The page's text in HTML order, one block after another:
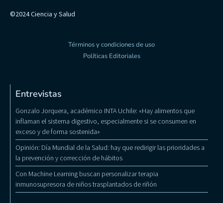
©2024 Ciencia y Salud
Términos y condiciones de uso
Políticas Editoriales
Entrevistas
Gonzalo Jorquera, académico INTA Uchile: «Hay alimentos que
inflaman el sistema digestivo, especialmente si se consumen en
exceso y de forma sostenida»
Opinión: Día Mundial de la Salud: hay que redirigir las prioridades a
la prevención y corrección de hábitos
Con Machine Learning buscan personalizar terapia
inmunosupresora de niños trasplantados de riñón